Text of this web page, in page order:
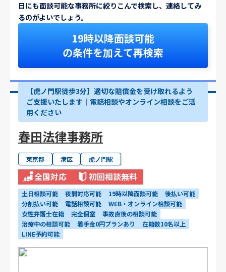
日にも面談可能な事務所に絞りこんで検索し、連絡してみ
るのがよいでしょう。
19時以降面談可能
の条件を加えて再検索
【虎ノ門駅徒歩3分】適切な賠償金を受け取れるよう
ご支援いたします│電話相談やオンライン相談をご活
用ください
春田法律事務所
東京都 港区 虎ノ門駅
全国対応 初回相談無料
土日相談可能 夜間対応可能 19時以降面談可能
後払い可能
分割払い可能
電話相談可能
WEB・オンライン相談可能
女性弁護士在籍
完全個室
事故直後の相談可能
治療中の相談可能
着手金0円プランあり
在籍数10名以上
LINE予約可能